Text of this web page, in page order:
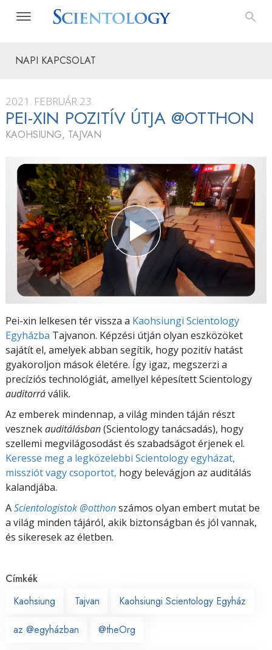
NAPI KAPCSOLAT
2021. FEBRUÁR 23.
PEI-XIN POZITÍV ÚTJA @OTTHON
KAOHSIUNG, TAJVAN
Pei-xin lelkesen tér vissza a Kaohsiungi Scientology
Egyházba Tajvanon. Képzési útján olyan eszközöket
sajátít el, amelyek abban segítik, hogy pozitív hatást
gyakoroljon mások életére. Így igaz, megszerzi a
precíziós technológiát, amellyel képesített Scientology
auditorráválik.
Az emberek mindennap, a világ minden táján részt
vesznekauditálásban(Scientology tanácsadás), hogy
szellemi megvilágosodást és szabadságot érjenek el.
Keresse meg a legközelebbi Scientology egyházat,
missziót vagy csoportot, hogy belevágjon az auditálás
kalandjába.
AScientologistok @otthonszámos olyan embert mutat be
a világ minden tájáról, akik biztonságban és jól vannak,
és sikeresek az életben.
Címkék
Kaohsiung
Tajvan Kaohsiungi Scientology Egyház
az @egyházban @theOrg